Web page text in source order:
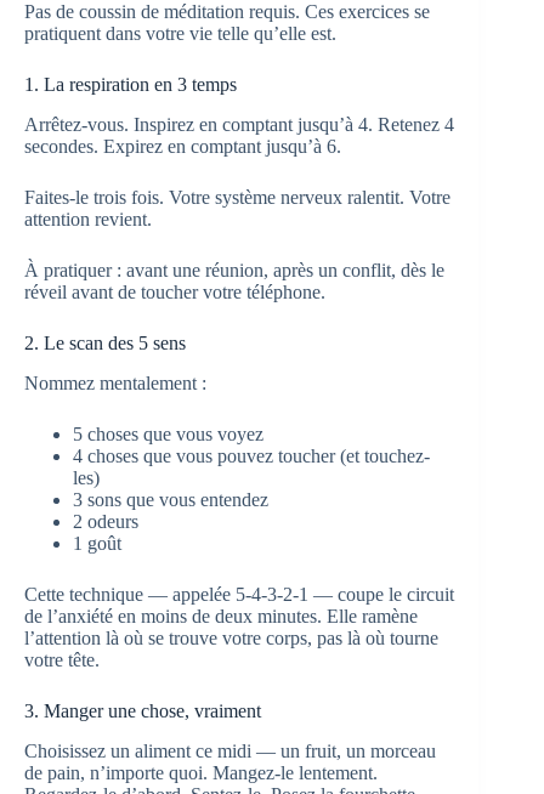
Pas de coussin de méditation requis. Ces exercices se
pratiquent dans votre vie telle qu’elle est.
1. La respiration en 3 temps
Arrêtez-vous. Inspirez en comptant jusqu’à 4. Retenez 4
secondes. Expirez en comptant jusqu’à 6.
Faites-le trois fois. Votre système nerveux ralentit. Votre
attention revient.
À pratiquer : avant une réunion, après un conflit, dès le
réveil avant de toucher votre téléphone.
2. Le scan des 5 sens
Nommez mentalement :
5 choses que vous voyez
4 choses que vous pouvez toucher (et touchez-
les)
3 sons que vous entendez
2 odeurs
1 goût
Cette technique — appelée 5-4-3-2-1 — coupe le circuit
de l’anxiété en moins de deux minutes. Elle ramène
l’attention là où se trouve votre corps, pas là où tourne
votre tête.
3. Manger une chose, vraiment
Choisissez un aliment ce midi — un fruit, un morceau
de pain, n’importe quoi. Mangez-le lentement.